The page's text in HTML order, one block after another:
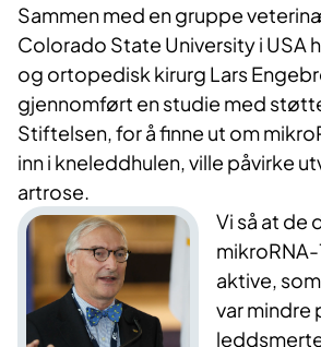
Sammen med en gruppe
Colorado State University i USA
og ortopedisk kirurg Lars
gjennomført en studie med
Stiftelsen, for å finne ut om
inn i kneleddhulen, ville påvirke
artrose.
Vi så at de
aktive,
var mindre